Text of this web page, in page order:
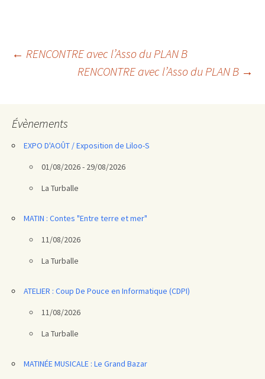
Navigation
← RENCONTRE avec l’Asso du PLAN B
RENCONTRE avec l’Asso du PLAN B →
Évènements
EXPO D'AOÛT / Exposition de Liloo-S
01/08/2026 - 29/08/2026
La Turballe
MATIN : Contes "Entre terre et mer"
11/08/2026
La Turballe
ATELIER : Coup De Pouce en Informatique (CDPI)
11/08/2026
La Turballe
MATINÉE MUSICALE : Le Grand Bazar